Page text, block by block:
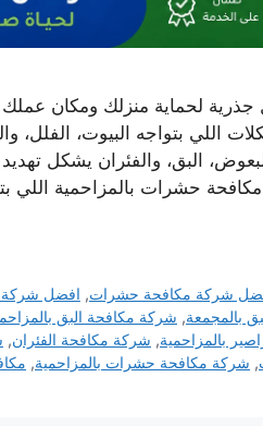
لحماية منزلك ومكان عملك
اللي بتواجه البيوت، الفلل،
البق، والفئران يشكل
حشرات بالمزاحمية اللي
شركة مكافحة حشرات, افضل شركة
بالمجمعة, شركة مكافحة البق
بالمزاحمية, شركة مكافحة الفئران,
, شركة مكافحة حشرات بالمزاحمية,